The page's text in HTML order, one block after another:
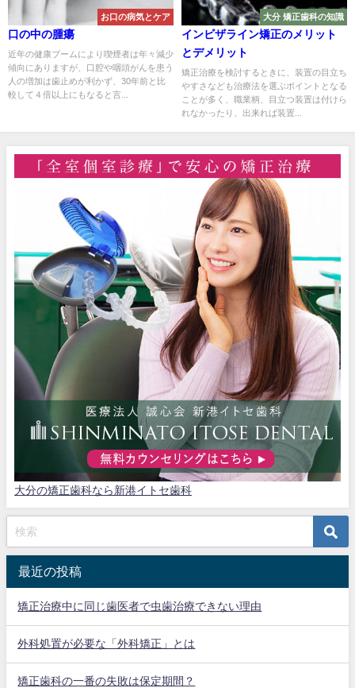
お口の病気とケア
口の中の腫瘍
近年の健康ブームにより喫煙者は年々減少
傾向にありますが、口腔や咽頭がんを患う
人の増加は歯止めが利かず、30年前と比
較して４倍以上にもなると言...
大分 矯正歯科の知識
インビザライン矯正のメリット
とデメリット
矯正治療を検討するときに、装置の目立ち
やすさなども治療法を選ぶポイントとなる
ことが多く、職業柄、目立つ装置は付けら
れなかったり、出来れば装置...
大分の矯正歯科なら新港イトセ歯科
最近の投稿
矯正治療中に同じ歯医者で虫歯治療できない理由
外科処置が必要な「外科矯正」とは
矯正歯科の一番の失敗は保定期間？